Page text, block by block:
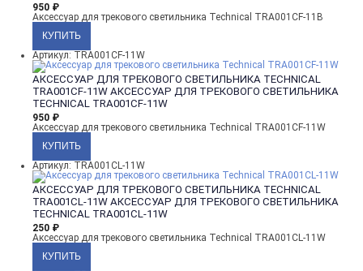
950 ₽
Аксессуар для трекового светильника Technical TRA001CF-11B
Артикул: TRA001CF-11W
АКСЕССУАР ДЛЯ ТРЕКОВОГО СВЕТИЛЬНИКА TECHNICAL
TRA001CF-11W АКСЕССУАР ДЛЯ ТРЕКОВОГО СВЕТИЛЬНИКА
TECHNICAL TRA001CF-11W
950 ₽
Аксессуар для трекового светильника Technical TRA001CF-11W
Артикул: TRA001CL-11W
АКСЕССУАР ДЛЯ ТРЕКОВОГО СВЕТИЛЬНИКА TECHNICAL
TRA001CL-11W АКСЕССУАР ДЛЯ ТРЕКОВОГО СВЕТИЛЬНИКА
TECHNICAL TRA001CL-11W
250 ₽
Аксессуар для трекового светильника Technical TRA001CL-11W